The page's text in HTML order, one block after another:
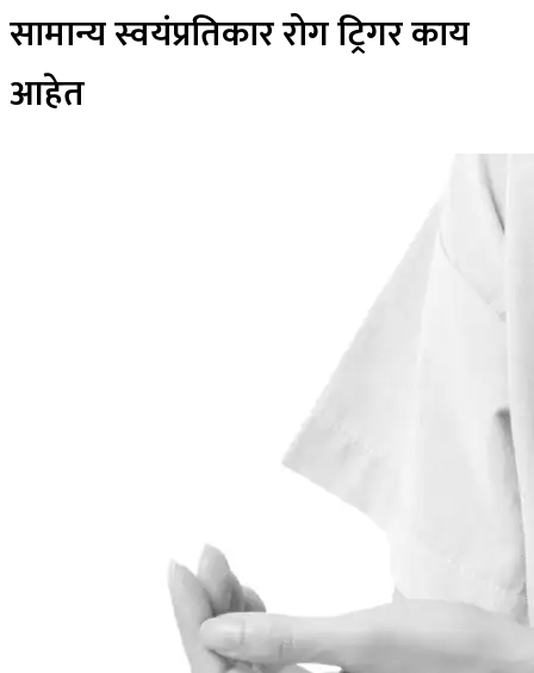
सामान्य स्वयंप्रतिकार रोग ट्रिगर काय
आहेत